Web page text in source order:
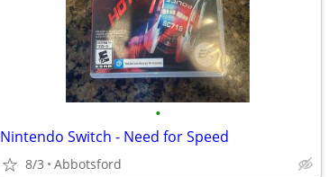
•
Nintendo Switch - Need for Speed
8/3 Abbotsford